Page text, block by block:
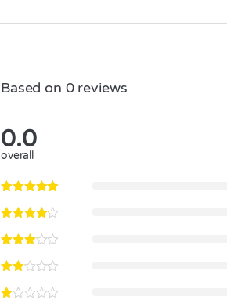
Based on 0 reviews
0.0
overall